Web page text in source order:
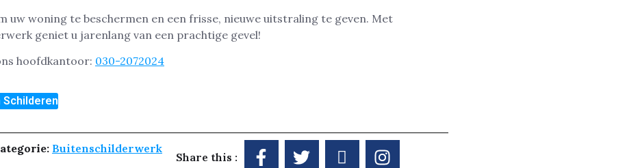
uw woning te beschermen en een frisse, nieuwe uitstraling te geven. Met
geniet u jarenlang van een prachtige gevel!
hoofdkantoor: 030-2072024
Schilderen
Buitenschilderwerk
Share this :